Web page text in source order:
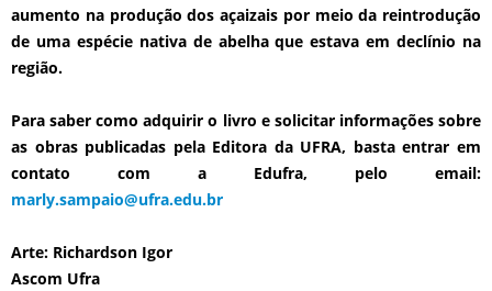
aumento na produção dos açaizais por meio da reintrodução
de uma espécie nativa de abelha que estava em declínio na
região.
Para saber como adquirir o livro e solicitar informações sobre
as obras publicadas pela Editora da UFRA, basta entrar em
contato com a Edufra, pelo email:
marly.sampaio@ufra.edu.br
Arte: Richardson Igor
Ascom Ufra